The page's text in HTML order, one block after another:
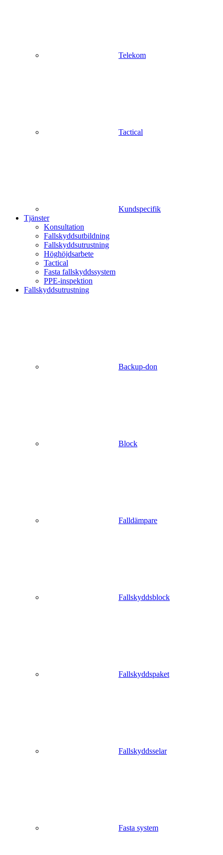
Telekom
Tactical
Kundspecifik
Tjänster
Konsultation
Fallskyddsutbildning
Fallskyddsutrustning
Höghöjdsarbete
Tactical
Fasta fallskyddssystem
PPE-inspektion
Fallskyddsutrustning
Backup-don
Block
Falldämpare
Fallskyddsblock
Fallskyddspaket
Fallskyddsselar
Fasta system